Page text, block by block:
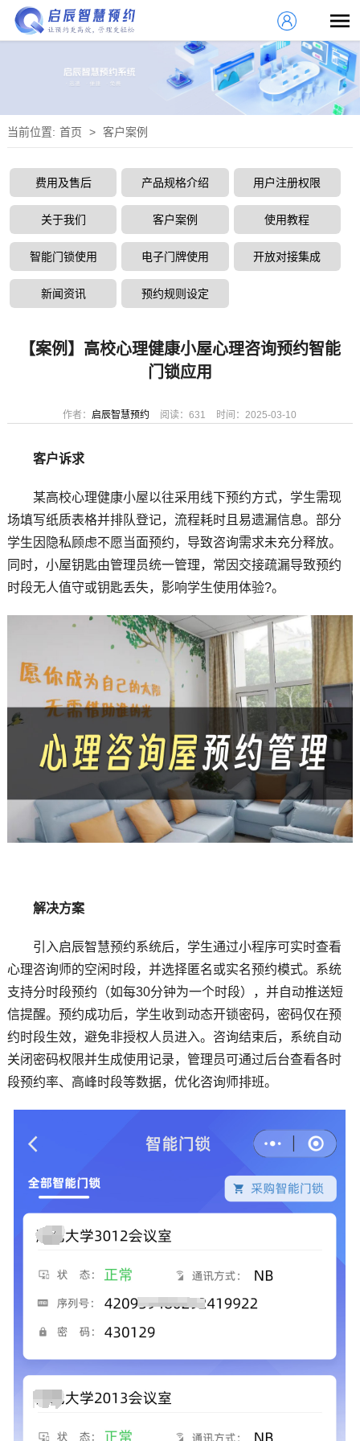
当前位置: 首页 > 客户案例
费用及售后 产品规格介绍 用户注册权限
关于我们 客户案例 使用教程
智能门锁使用 电子门牌使用 开放对接集成
新闻资讯 预约规则设定
【案例】高校心理健康小屋心理咨询预约智能
门锁应用
作者：启辰智慧预约 阅读：631 时间：2025-03-10
客户诉求
某高校心理健康小屋以往采用线下预约方式，学生需现
场填写纸质表格并排队登记，流程耗时且易遗漏信息。部分
学生因隐私顾虑不愿当面预约，导致咨询需求未充分释放。
同时，小屋钥匙由管理员统一管理，常因交接疏漏导致预约
时段无人值守或钥匙丢失，影响学生使用体验?。
解决方案
引入启辰智慧预约系统后，学生通过小程序可实时查看
心理咨询师的空闲时段，并选择匿名或实名预约模式。系统
支持分时段预约（如每30分钟为一个时段），并自动推送短
信提醒。预约成功后，学生收到动态开锁密码，密码仅在预
约时段生效，避免非授权人员进入。咨询结束后，系统自动
关闭密码权限并生成使用记录，管理员可通过后台查看各时
段预约率、高峰时段等数据，优化咨询师排班。